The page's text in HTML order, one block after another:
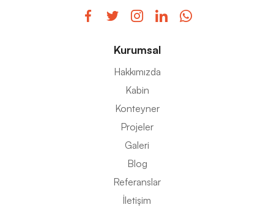
Kurumsal
Hakkımızda
Kabin
Konteyner
Projeler
Galeri
Blog
Referanslar
İletişim